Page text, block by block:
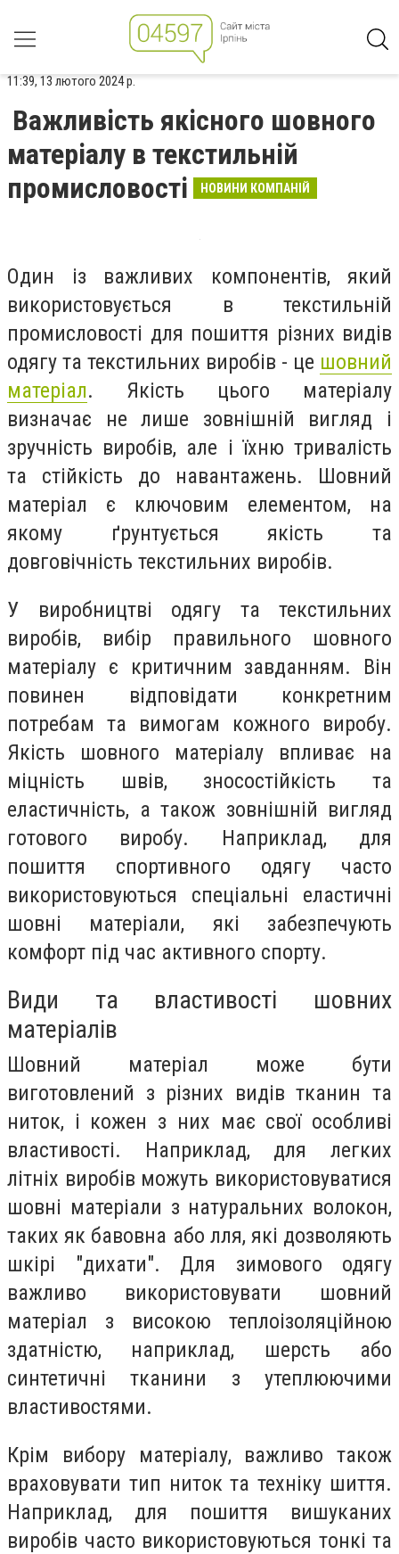
11:39, 13 лютого 2024 р.
Важливість якісного шовного
матеріалу в текстильній
промисловості
НОВИНИ КОМПАНІЙ
Один із важливих компонентів, який
використовується в текстильній
промисловості для пошиття різних видів
одягу та текстильних виробів - це шовний
матеріал. Якість цього матеріалу
визначає не лише зовнішній вигляд і
зручність виробів, але і їхню тривалість
та стійкість до навантажень. Шовний
матеріал є ключовим елементом, на
якому ґрунтується якість та
довговічність текстильних виробів.
У виробництві одягу та текстильних
виробів, вибір правильного шовного
матеріалу є критичним завданням. Він
повинен відповідати конкретним
потребам та вимогам кожного виробу.
Якість шовного матеріалу впливає на
міцність швів, зносостійкість та
еластичність, а також зовнішній вигляд
готового виробу. Наприклад, для
пошиття спортивного одягу часто
використовуються спеціальні еластичні
шовні матеріали, які забезпечують
комфорт під час активного спорту.
Види та властивості шовних
матеріалів
Шовний матеріал може бути
виготовлений з різних видів тканин та
ниток, і кожен з них має свої особливі
властивості. Наприклад, для легких
літніх виробів можуть використовуватися
шовні матеріали з натуральних волокон,
таких як бавовна або лля, які дозволяють
шкірі "дихати". Для зимового одягу
важливо використовувати шовний
матеріал з високою теплоізоляційною
здатністю, наприклад, шерсть або
синтетичні тканини з утеплюючими
властивостями.
Крім вибору матеріалу, важливо також
враховувати тип ниток та техніку шиття.
Наприклад, для пошиття вишуканих
виробів часто використовуються тонкі та